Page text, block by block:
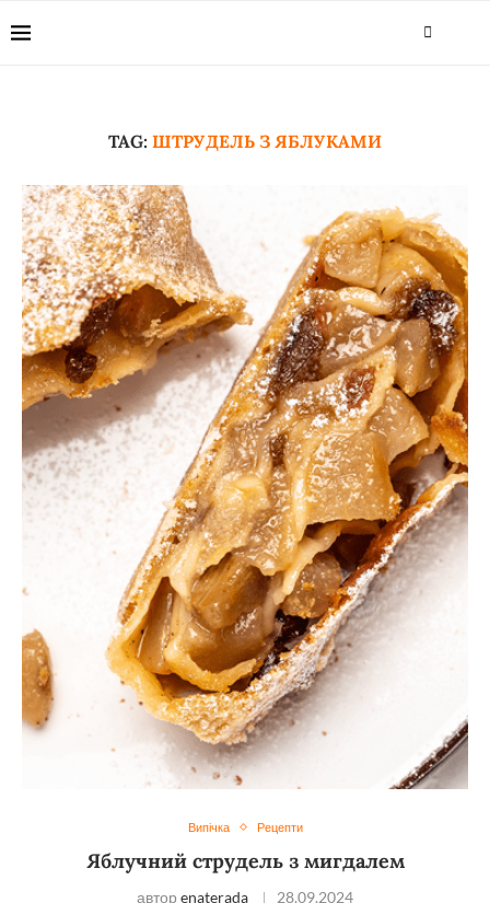
TAG: ШТРУДЕЛЬ З ЯБЛУКАМИ
Випічка Рецепти
Яблучний струдель з мигдалем
автор enaterada 28.09.2024